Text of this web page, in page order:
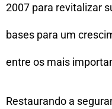
2007 para revitalizar
bases para um
entre os mais
Restaurando a